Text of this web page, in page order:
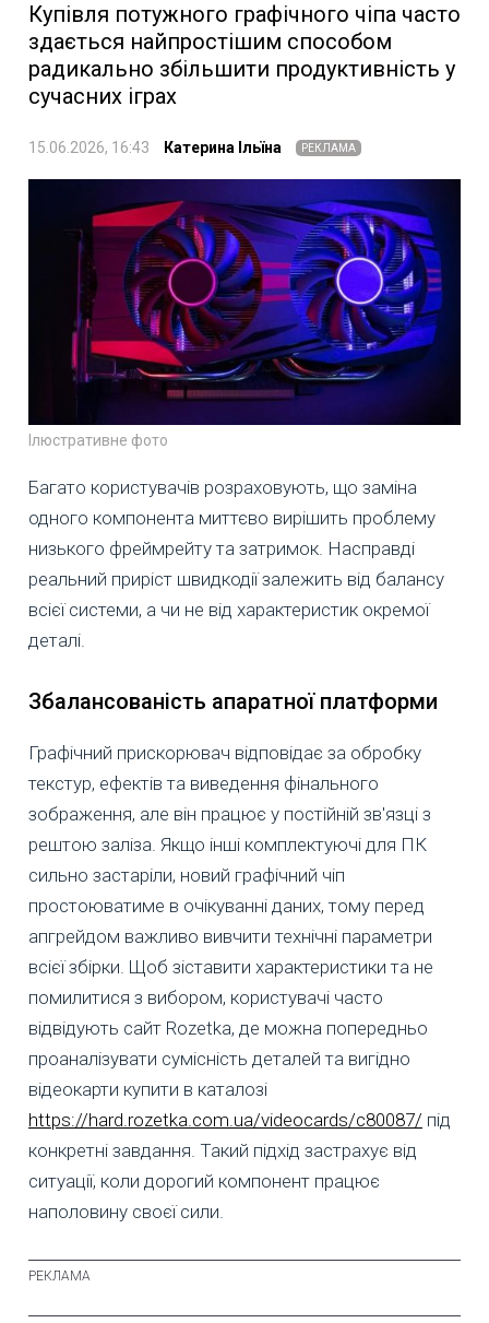
Купівля потужного графічного чіпа часто
здається найпростішим способом
радикально збільшити продуктивність у
сучасних іграх
15.06.2026, 16:43 Катерина Ільїна РЕКЛАМА
Ілюстративне фото
Багато користувачів розраховують, що заміна
одного компонента миттєво вирішить проблему
низького фреймрейту та затримок. Насправді
реальний приріст швидкодії залежить від балансу
всієї системи, а чи не від характеристик окремої
деталі.
Збалансованість апаратної платформи
Графічний прискорювач відповідає за обробку
текстур, ефектів та виведення фінального
зображення, але він працює у постійній зв'язці з
рештою заліза. Якщо інші комплектуючі для ПК
сильно застаріли, новий графічний чіп
простоюватиме в очікуванні даних, тому перед
апгрейдом важливо вивчити технічні параметри
всієї збірки. Щоб зіставити характеристики та не
помилитися з вибором, користувачі часто
відвідують сайт Rozetka, де можна попередньо
проаналізувати сумісність деталей та вигідно
відеокарти купити в каталозі
https://hard.rozetka.com.ua/videocards/c80087/ під
конкретні завдання. Такий підхід застрахує від
ситуації, коли дорогий компонент працює
наполовину своєї сили.